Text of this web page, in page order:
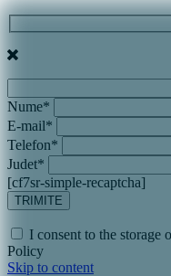
Nume*
E-mail*
Telefon*
Judet*
[cf7sr-simple-recaptcha]
I consent to the storage
Policy
Skip to content